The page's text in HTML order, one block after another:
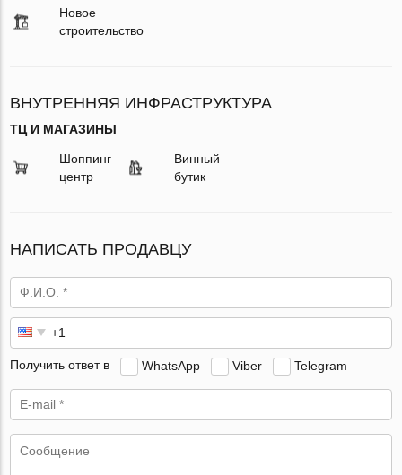
Новое
строительство
ВНУТРЕННЯЯ ИНФРАСТРУКТУРА
ТЦ И МАГАЗИНЫ
Шоппинг
центр
Винный
бутик
НАПИСАТЬ ПРОДАВЦУ
Получить ответ в WhatsApp Viber Telegram